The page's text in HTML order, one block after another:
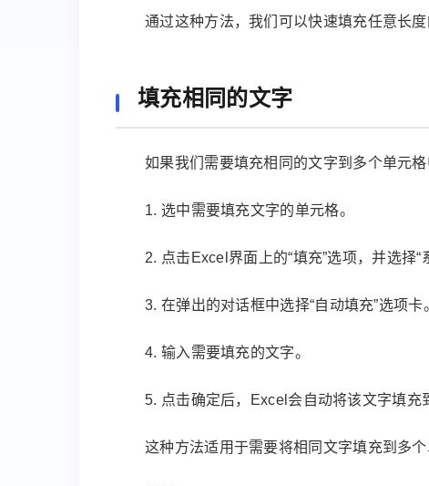
通过这种方法，我们可以快速填充任意长
填充相同的文字
如果我们需要填充相同的文字到多个单元
1. 选中需要填充文字的单元格。
2. 点击Excel界面上的“填充”选项，并选择“
3. 在弹出的对话框中选择“自动填充”选项卡
4. 输入需要填充的文字。
5. 点击确定后，Excel会自动将该文字填充
这种方法适用于需要将相同文字填充到多